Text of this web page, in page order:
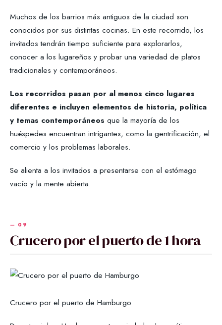
Muchos de los barrios más antiguos de la ciudad son
conocidos por sus distintas cocinas. En este recorrido, los
invitados tendrán tiempo suficiente para explorarlos,
conocer a los lugareños y probar una variedad de platos
tradicionales y contemporáneos.
Los recorridos pasan por al menos cinco lugares
diferentes e incluyen elementos de historia, política
y temas contemporáneos que la mayoría de los
huéspedes encuentran intrigantes, como la gentrificación, el
comercio y los problemas laborales.
Se alienta a los invitados a presentarse con el estómago
vacío y la mente abierta.
Crucero por el puerto de 1 hora
Crucero por el puerto de Hamburgo